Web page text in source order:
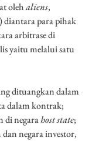
olehaliens,
) diantara para pihak
arbitrase di
yaitu melalui satu
dituangkan dalam
dalam kontrak;
di negarahost state;
negara investor,